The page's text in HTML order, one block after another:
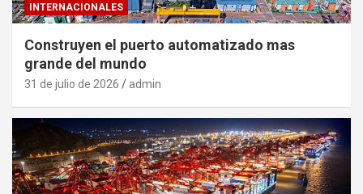
INTERNACIONALES
Construyen el puerto automatizado mas
grande del mundo
31 de julio de 2026 admin